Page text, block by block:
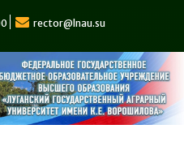
rector@lnau.su